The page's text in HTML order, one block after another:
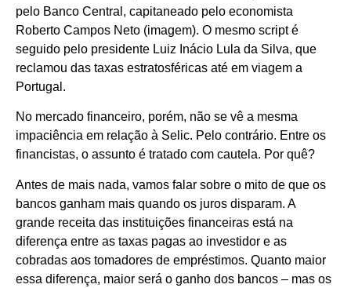
pelo Banco Central, capitaneado pelo economista
Roberto Campos Neto (imagem). O mesmo script é
seguido pelo presidente Luiz Inácio Lula da Silva, que
reclamou das taxas estratosféricas até em viagem a
Portugal.
No mercado financeiro, porém, não se vê a mesma
impaciência em relação à Selic. Pelo contrário. Entre os
financistas, o assunto é tratado com cautela. Por quê?
Antes de mais nada, vamos falar sobre o mito de que os
bancos ganham mais quando os juros disparam. A
grande receita das instituições financeiras está na
diferença entre as taxas pagas ao investidor e as
cobradas aos tomadores de empréstimos. Quanto maior
essa diferença, maior será o ganho dos bancos – mas os